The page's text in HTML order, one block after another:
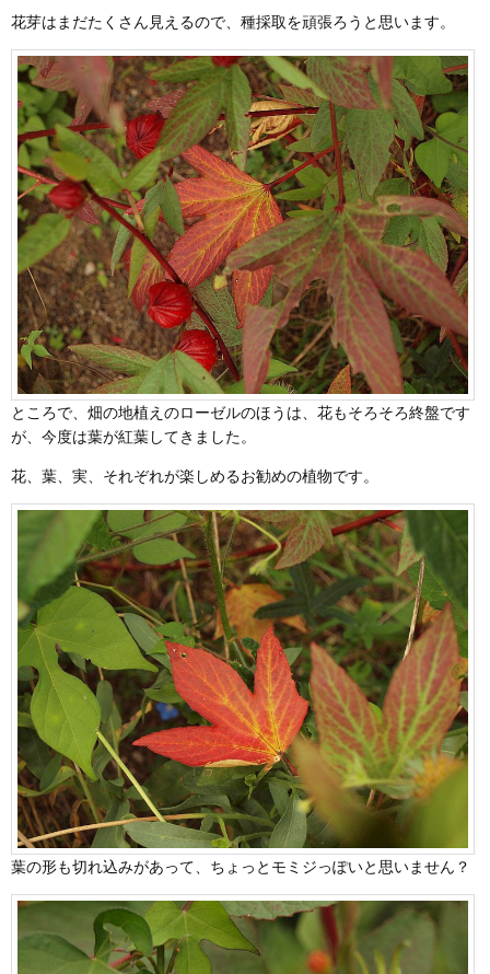
花芽はまだたくさん見えるので、種採取を頑張ろうと思います。
ところで、畑の地植えのローゼルのほうは、花もそろそろ終盤です
が、今度は葉が紅葉してきました。
花、葉、実、それぞれが楽しめるお勧めの植物です。
葉の形も切れ込みがあって、ちょっとモミジっぽいと思いません？